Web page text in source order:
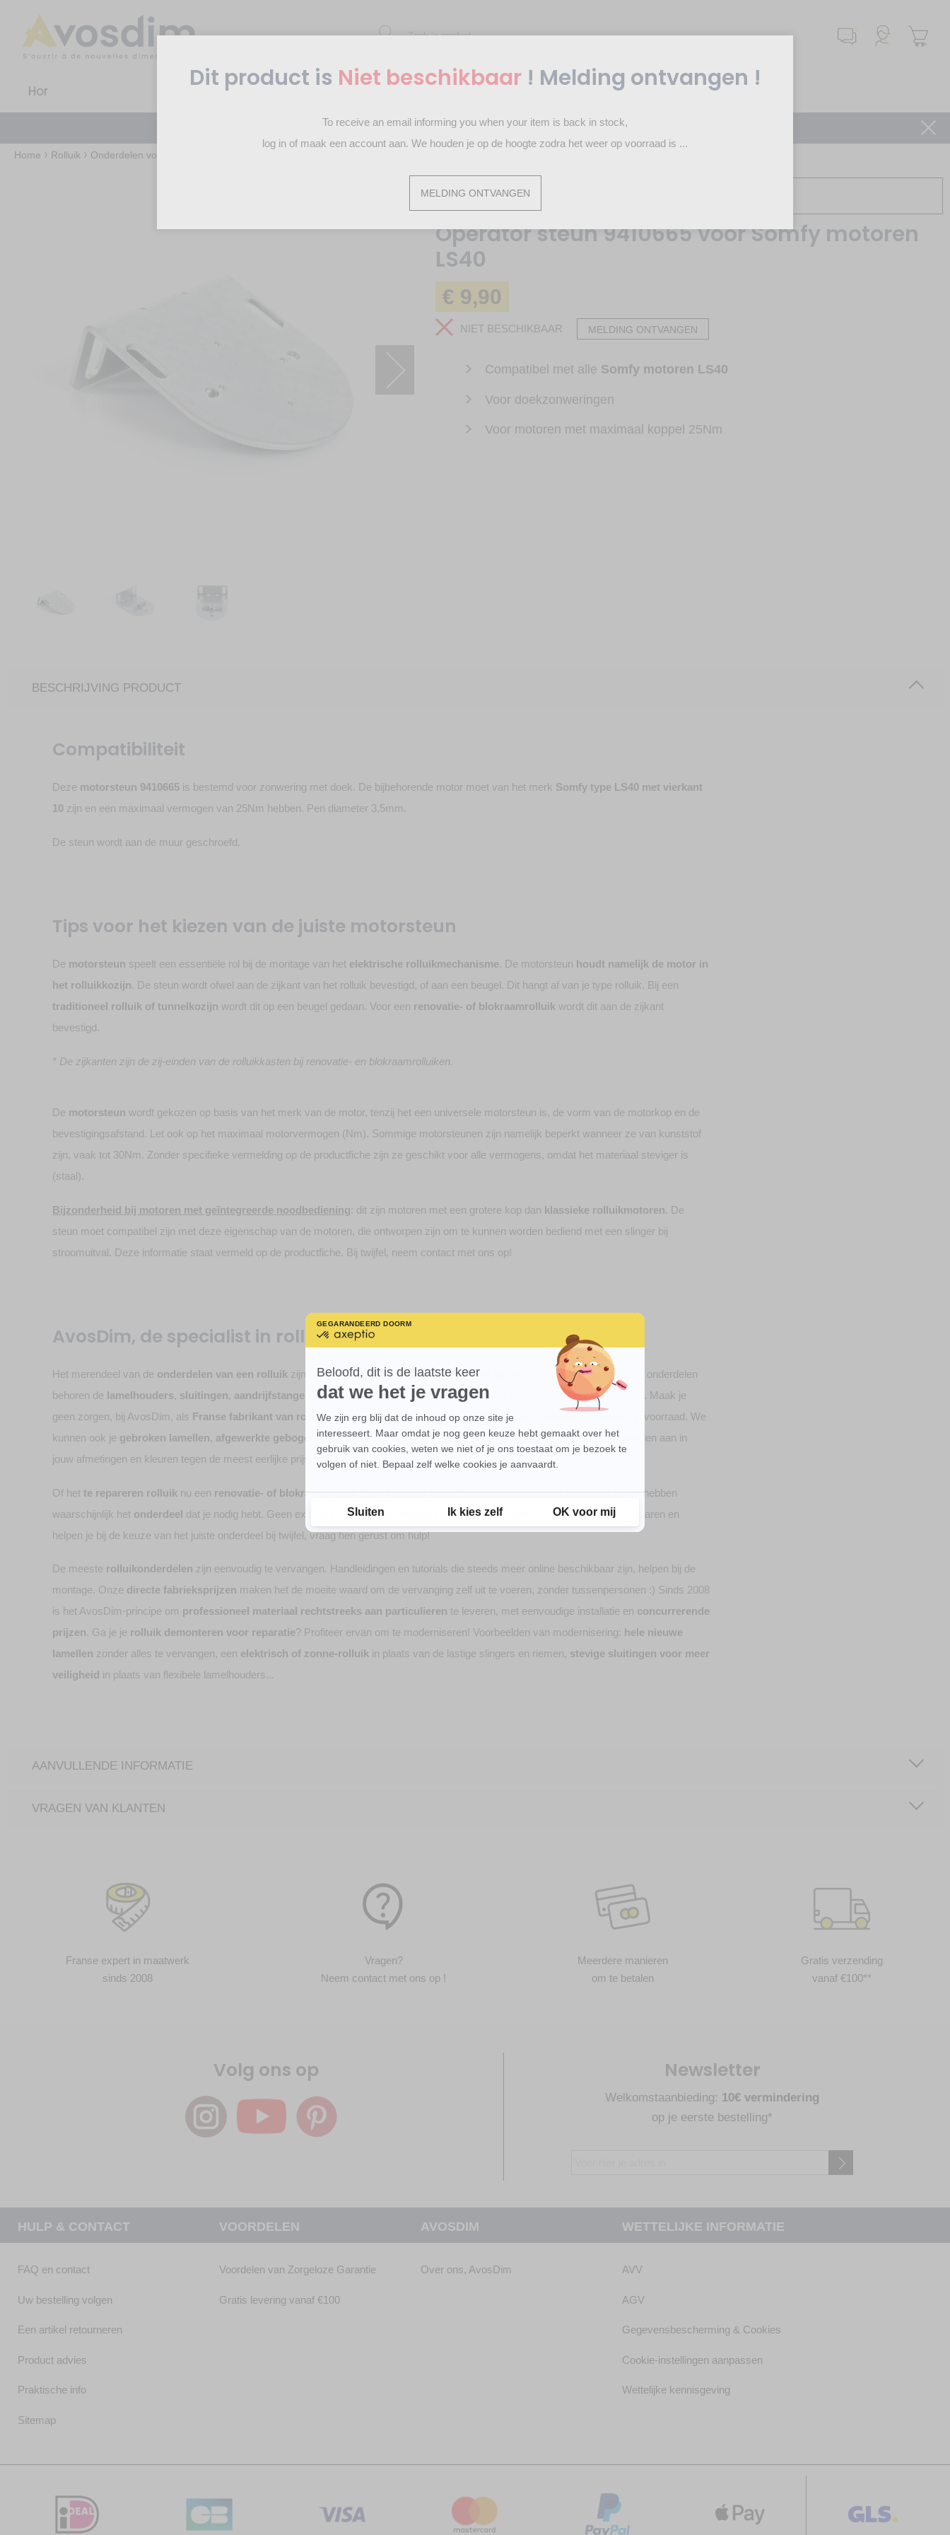
GEGARANDEERD DOORMEER WETEN OVER
Meer
over
Axeptio
Beloofd, dit is de laatste keer
dat we het je vragen
We zijn erg blij dat de inhoud op onze site je
interesseert. Maar omdat je nog geen keuze hebt gemaakt over het
gebruik van cookies, weten we niet of je ons toestaat om je bezoek te
volgen of niet. Bepaal zelf welke cookies je aanvaardt.
Sluiten Ik kies zelf OK voor mij
Axeptio consent
Hor Motorisatie
Schrijf je in voor de nieuwsbriefen ontvang 10 € *
Home Rolluik Onderdelen voor rolluiken
Operator steun 9410665 voor Somfy motoren
LS40
€ 9,90
NIET BESCHIKBAAR MELDING ONTVANGEN
Compatibel met alle Somfy motoren LS40
Voor doekzonweringen
Voor motoren met maximaal koppel 25Nm
BESCHRIJVING PRODUCT
Compatibiliteit
Deze motorsteun 9410665 is bestemd voor zonwering met doek. De bijbehorende motor moet van het merk Somfy type LS40 met vierkant
10 zijn en een maximaal vermogen van 25Nm hebben. Pen diameter 3,5mm.
De steun wordt aan de muur geschroefd.
Tips voor het kiezen van de juiste motorsteun
De motorsteun speelt een essentiële rol bij de montage van het elektrische rolluikmechanisme. De motorsteun houdt namelijk de motor in
het rolluikkozijn. De steun wordt ofwel aan de zijkant van het rolluik bevestigd, of aan een beugel. Dit hangt af van je type rolluik. Bij een
traditioneel rolluik of tunnelkozijn wordt dit op een beugel gedaan. Voor een renovatie- of blokraamrolluik wordt dit aan de zijkant
bevestigd.
* De zijkanten zijn de zij-einden van de rolluikkasten bij renovatie- en blokraamrolluiken.
De motorsteun wordt gekozen op basis van het merk van de motor, tenzij het een universele motorsteun is, de vorm van de motorkop en de
bevestigingsafstand. Let ook op het maximaal motorvermogen (Nm). Sommige motorsteunen zijn namelijk beperkt wanneer ze van kunststof
zijn, vaak tot 30Nm. Zonder specifieke vermelding op de productfiche zijn ze geschikt voor alle vermogens, omdat het materiaal steviger is
(staal).
Bijzonderheid bij motoren met geïntegreerde noodbediening: dit zijn motoren met een grotere kop dan klassieke rolluikmotoren. De
steun moet compatibel zijn met deze eigenschap van de motoren, die ontworpen zijn om te kunnen worden bediend met een slinger bij
stroomuitval. Deze informatie staat vermeld op de productfiche. Bij twijfel, neem contact met ons op!
AvosDim, de specialist in rolluiken
Het merendeel van de onderdelen van een rolluik zijn slijtagedelen, dat wil zeggen dat ze door gebruik kunnen breken. Tot deze onderdelen
behoren de lamelhouders, sluitingen, aandrijfstangen verbonden met slingers ,kniehefbomen en koppelstukken,banden
... Maak je
geen zorgen, bij AvosDim, als Franse fabrikant van rolluiken op maat , hebben we een zeer groot aantal
op voorraad. We
kunnen ook je gebroken lamellen, afgewerkte gebogen lamellen,beschadigde geleidersvervangen... We bieden rolluikprofielen aan in
jouw afmetingen en kleuren tegen de meest eerlijke prijs, rechtstreeks van de fabriek!
Of het te repareren rolluik nu een renovatie- of blokraamrolluik met of zonder kast, traditioneel, tunnel of blokraamis, we hebben
waarschijnlijk het onderdeel dat je nodig hebt. Geen excuses om eenbeschadigd rolluikte laten zitten! Onze adviseurs zijn ervaren en
helpen je bij de keuze van het juiste onderdeel bij twijfel, vraag hen gerust om hulp!
De meeste rolluikonderdelen zijn eenvoudig te vervangen. Handleidingen en tutorials die steeds meer online beschikbaar zijn, helpen bij de
montage. Onze directe fabrieksprijzen maken het de moeite waard om de vervanging zelf uit te voeren, zonder tussenpersonen :) Sinds 2008
is het AvosDim-principe om professioneel materiaal rechtstreeks aan particulieren te leveren, met eenvoudige installatie en concurrerende
prijzen. Ga je je rolluik demonteren voor reparatie? Profiteer ervan om te moderniseren! Voorbeelden van modernisering: hele nieuwe
lamellen zonder alles te vervangen, een elektrisch of zonne-rolluik in plaats van de lastige slingers en riemen, stevige sluitingen voor meer
veiligheid in plaats van flexibele lamelhouders...
AANVULLENDE INFORMATIE
VRAGEN VAN KLANTEN
Franse expert in maatwerk
sinds 2008
Vragen?
Neem contact met ons op !
Meerdere manieren
om te betalen
Gratis verzending
vanaf €100**
Volg ons op Newsletter
Welkomstaanbieding: 10€ vermindering
op je eerste bestelling*
onze
nieuwsbrief
HULP & CONTACT
FAQ en contact
Uw bestelling volgen
Een artikel retourneren
Product advies
Praktische info
Sitemap
VOORDELEN
Voordelen van Zorgeloze Garantie
Gratis levering vanaf €100
AVOSDIM
Over ons, AvosDim
WETTELIJKE INFORMATIE
AVV
AGV
Gegevensbescherming & Cookies
Cookie-instellingen aanpassen
Wettelijke kennisgeving
Dit product is Niet beschikbaar! Melding ontvangen !
To receive an email informing you when your item is back in stock,
log in of maak een account aan. We houden je op de hoogte zodra het weer op voorraad is ...
MELDING ONTVANGEN